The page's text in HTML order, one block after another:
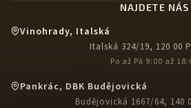
NAJDETE NÁS
Vinohrady, Italská
Italská 324/19, 120 00
Po až Pá 9:00 až
Pankrác, DBK Budějovická
Budějovická 1667/64, 140